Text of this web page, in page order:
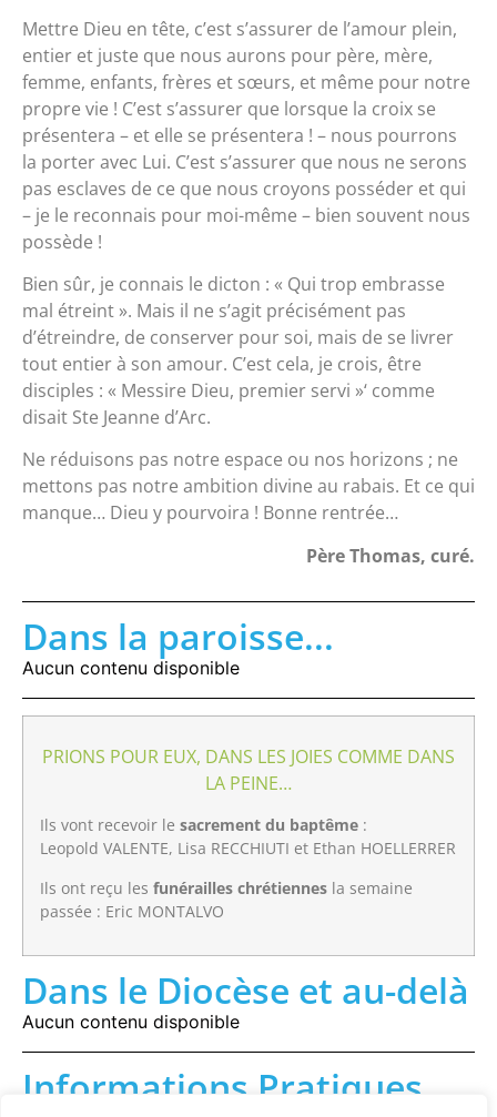
Mettre Dieu en tête, c’est s’assurer de l’amour plein,
entier et juste que nous aurons pour père, mère,
femme, enfants, frères et sœurs, et même pour notre
propre vie ! C’est s’assurer que lorsque la croix se
présentera – et elle se présentera ! – nous pourrons
la porter avec Lui. C’est s’assurer que nous ne serons
pas esclaves de ce que nous croyons posséder et qui
– je le reconnais pour moi-même – bien souvent nous
possède !
Bien sûr, je connais le dicton : « Qui trop embrasse
mal étreint ». Mais il ne s’agit précisément pas
d’étreindre, de conserver pour soi, mais de se livrer
tout entier à son amour. C’est cela, je crois, être
disciples : « Messire Dieu, premier servi »‘ comme
disait Ste Jeanne d’Arc.
Ne réduisons pas notre espace ou nos horizons ; ne
mettons pas notre ambition divine au rabais. Et ce qui
manque… Dieu y pourvoira ! Bonne rentrée…
Père Thomas, curé.
Dans la paroisse...
Aucun contenu disponible
PRIONS POUR EUX, DANS LES JOIES COMME DANS
LA PEINE…
Ils vont recevoir le sacrement du baptême :
Leopold VALENTE, Lisa RECCHIUTI et Ethan HOELLERRER
Ils ont reçu les funérailles chrétiennes la semaine
passée : Eric MONTALVO
Dans le Diocèse et au-delà
Aucun contenu disponible
Informations Pratiques